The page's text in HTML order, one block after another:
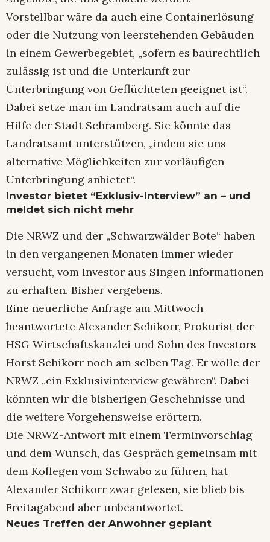
Vorstellbar wäre da auch eine Containerlösung
oder die Nutzung von leerstehenden Gebäuden
in einem Gewerbegebiet, „sofern es baurechtlich
zulässig ist und die Unterkunft zur
Unterbringung von Geflüchteten geeignet ist“.
Dabei setze man im Landratsam auch auf die
Hilfe der Stadt Schramberg. Sie könnte das
Landratsamt unterstützen, „indem sie uns
alternative Möglichkeiten zur vorläufigen
Unterbringung anbietet“.
Investor bietet “Exklusiv-Interview” an – und
meldet sich nicht mehr
Die NRWZ und der „Schwarzwälder Bote“ haben
in den vergangenen Monaten immer wieder
versucht, vom Investor aus Singen Informationen
zu erhalten. Bisher vergebens.
Eine neuerliche Anfrage am Mittwoch
beantwortete Alexander Schikorr, Prokurist der
HSG Wirtschaftskanzlei und Sohn des Investors
Horst Schikorr noch am selben Tag. Er wolle der
NRWZ „ein Exklusivinterview gewähren“. Dabei
könnten wir die bisherigen Geschehnisse und
die weitere Vorgehensweise erörtern.
Die NRWZ-Antwort mit einem Terminvorschlag
und dem Wunsch, das Gespräch gemeinsam mit
dem Kollegen vom Schwabo zu führen, hat
Alexander Schikorr zwar gelesen, sie blieb bis
Freitagabend aber unbeantwortet.
Neues Treffen der Anwohner geplant